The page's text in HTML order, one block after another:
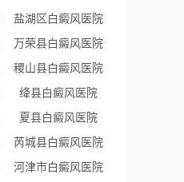
盐湖区白癜风医院
万荣县白癜风医院
稷山县白癜风医院
绛县白癜风医院
夏县白癜风医院
芮城县白癜风医院
河津市白癜风医院